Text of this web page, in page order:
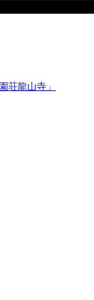
荘龍山寺」